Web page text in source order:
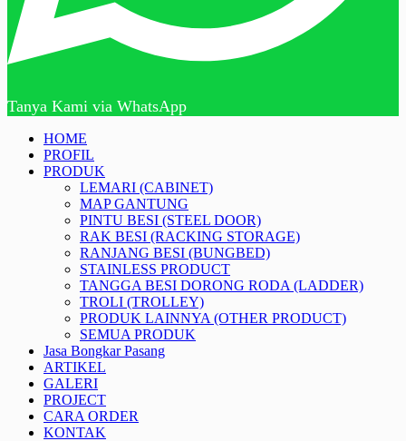
Tanya Kami via WhatsApp
HOME
PROFIL
PRODUK
LEMARI (CABINET)
MAP GANTUNG
PINTU BESI (STEEL DOOR)
RAK BESI (RACKING STORAGE)
RANJANG BESI (BUNGBED)
STAINLESS PRODUCT
TANGGA BESI DORONG RODA (LADDER)
TROLI (TROLLEY)
PRODUK LAINNYA (OTHER PRODUCT)
SEMUA PRODUK
Jasa Bongkar Pasang
ARTIKEL
GALERI
PROJECT
CARA ORDER
KONTAK